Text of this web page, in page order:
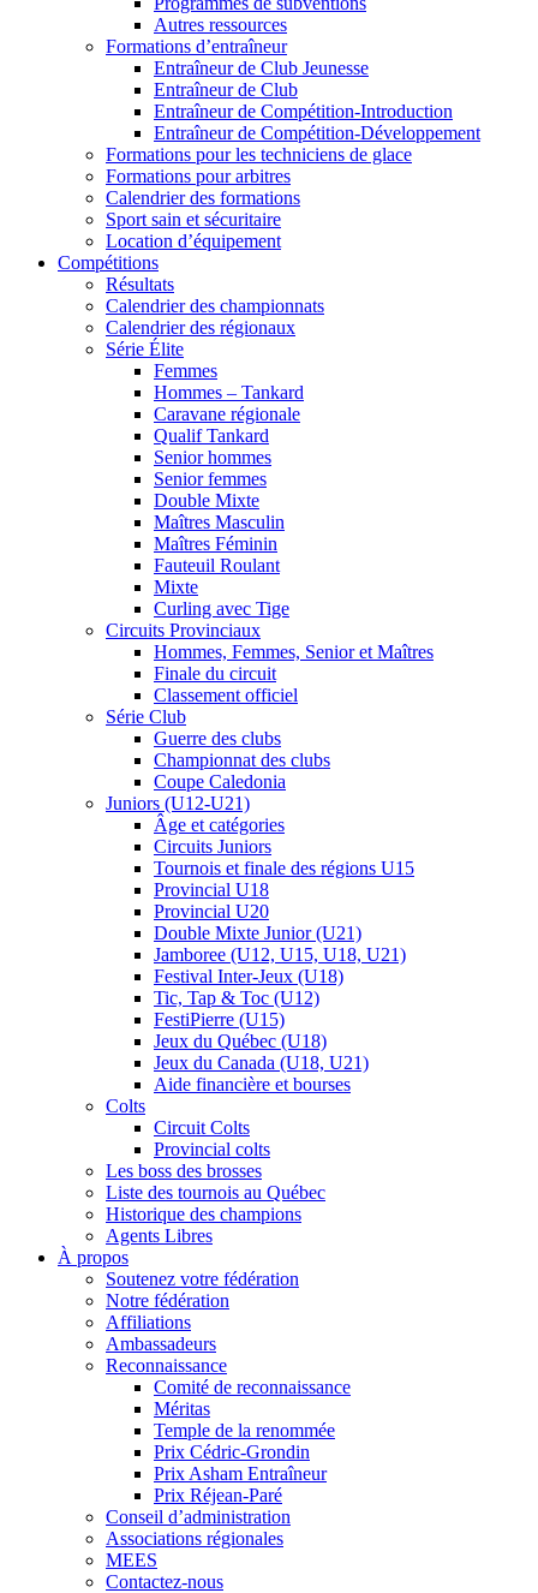
Autres ressources
Formations d’entraîneur
Entraîneur de Club Jeunesse
Entraîneur de Club
Entraîneur de Compétition-Introduction
Entraîneur de Compétition-Développement
Formations pour les techniciens de glace
Formations pour arbitres
Calendrier des formations
Sport sain et sécuritaire
Location d’équipement
Compétitions
Résultats
Calendrier des championnats
Calendrier des régionaux
Série Élite
Femmes
Hommes – Tankard
Caravane régionale
Qualif Tankard
Senior hommes
Senior femmes
Double Mixte
Maîtres Masculin
Maîtres Féminin
Fauteuil Roulant
Mixte
Curling avec Tige
Circuits Provinciaux
Hommes, Femmes, Senior et Maîtres
Finale du circuit
Classement officiel
Série Club
Guerre des clubs
Championnat des clubs
Coupe Caledonia
Juniors (U12-U21)
Âge et catégories
Circuits Juniors
Tournois et finale des régions U15
Provincial U18
Provincial U20
Double Mixte Junior (U21)
Jamboree (U12, U15, U18, U21)
Festival Inter-Jeux (U18)
Tic, Tap & Toc (U12)
FestiPierre (U15)
Jeux du Québec (U18)
Jeux du Canada (U18, U21)
Aide financière et bourses
Colts
Circuit Colts
Provincial colts
Les boss des brosses
Liste des tournois au Québec
Historique des champions
Agents Libres
À propos
Soutenez votre fédération
Notre fédération
Affiliations
Ambassadeurs
Reconnaissance
Comité de reconnaissance
Méritas
Temple de la renommée
Prix Cédric-Grondin
Prix Asham Entraîneur
Prix Réjean-Paré
Conseil d’administration
Associations régionales
MEES
Contactez-nous